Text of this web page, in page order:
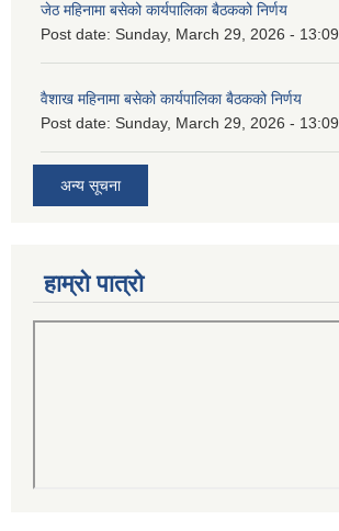
जेठ महिनामा बसेको कार्यपालिका बैठकको निर्णय
Post date: Sunday, March 29, 2026 - 13:09
वैशाख महिनामा बसेको कार्यपालिका बैठकको निर्णय
Post date: Sunday, March 29, 2026 - 13:09
अन्य सूचना
हाम्रो पात्रो